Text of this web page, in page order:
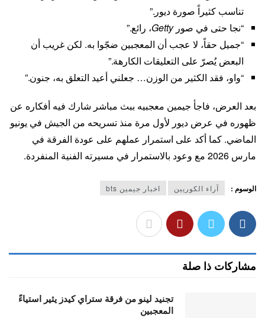
تناسب كثيراً صورة ديور.”
“نجا حتى في صورGetty، رائع.”
“جميل حقاً، لا عجب أن المعجبين ضجّوا به. لكن غريب أن
البعض يُصرّ على التعليقات الكارهة.”
“واو، فقد الكثير من الوزن… جعلني أعيد التعلق به، جنون.”
بعد العرض، فاجأ جيمين معجبيه ببث مباشر شارك فيه أفكاره عن
ظهوره في عرض ديور لأول مرة منذ تسريحه من الجيش في يونيو
الماضي. كما أكد على استمرار عملهم على عودة الفرقة في
مارس 2026 مع وعود بالاستمرار في مسيرته الفنية المنفردة.
الوسوم : آراء الكوريين اخبار جيمين bts
مشاركات ذا صلة
تجنيد لينو من فرقة ستراي كيدز يثير استياءً
المعجبين